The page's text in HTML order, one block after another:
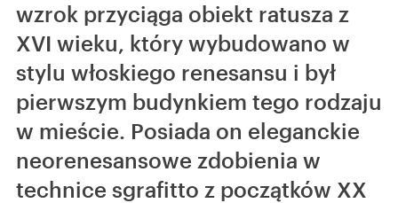
wzrok przyciąga obiekt ratusza z
XVI wieku, który wybudowano w
stylu włoskiego renesansu i był
pierwszym budynkiem tego rodzaju
w mieście. Posiada on eleganckie
neorenesansowe zdobienia w
technice sgrafitto z początków XX